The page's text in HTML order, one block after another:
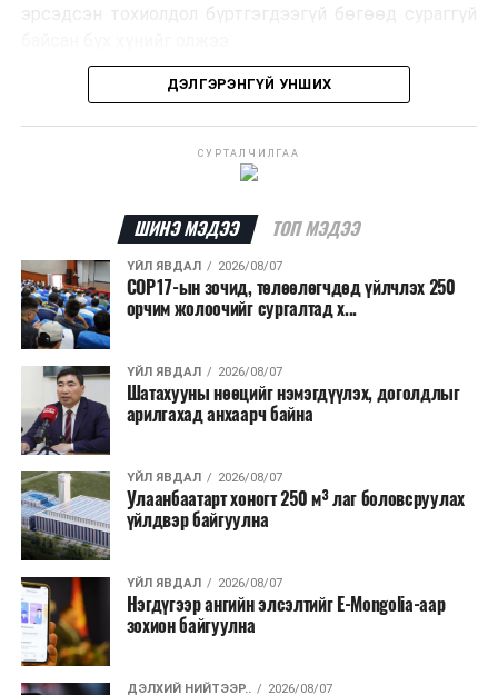
эрсэдсэн тохиолдол бүртгэгдээгүй бөгөөд сураггүй
Албаныхны мэдээлснээр түймрийн нэг голомтыг
шатаасан гэх үндэслэлээр эрүүгийн хэрэг үүсгэн
шалтгааныг үргэлжлүүлэн тогтоож байгаа бөгөөд
аянгын улмаас үүсээгүй гэж үзэж байгаа аж.
Одоогоор АНУ даяар 13 мужид 90 гаруй томоохон ой,
хээрийн түймэр идэвхтэй үргэлжилж байгаагийн
талаас илүү нь Орегон болон Вашингтон мужид
бүртгэгдсэн байна. Цаг уурын байгууллагууд ойрын
өдрүүдэд агаарын температур дахин огцом
нэмэгдэж, хуурайшилт эрчимжих төлөвтэй байгааг
анхааруулсан бөгөөд энэ нь гал унтраах ажиллагаанд
шинэ сорилт учруулж болзошгүйг онцолжээ.
ДЭЛГЭРЭНГҮЙ УНШИХ
СУРТАЛЧИЛГАА
ШИНЭ МЭДЭЭ ТОП МЭДЭЭ
ҮЙЛ ЯВДАЛ 2026/08/07
COP17-ын зочид, төлөөлөгчдөд үйлчлэх 250
орчим жолоочийг сургалтад х...
ҮЙЛ ЯВДАЛ 2026/08/07
Шатахууны нөөцийг нэмэгдүүлэх, доголдлыг
арилгахад анхаарч байна
ҮЙЛ ЯВДАЛ 2026/08/07
Улаанбаатарт хоногт 250 м³ лаг боловсруулах
үйлдвэр байгуулна
ҮЙЛ ЯВДАЛ 2026/08/07
Нэгдүгээр ангийн элсэлтийг E-Mongolia-аар
зохион байгуулна
ДЭЛХИЙ НИЙТЭЭР.. 2026/08/07